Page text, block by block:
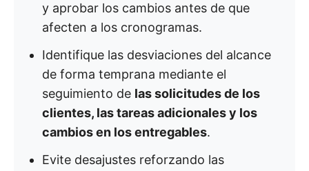
y aprobar los cambios antes de que
afecten a los cronogramas.
Identifique las desviaciones del alcance
de forma temprana mediante el
seguimiento de las solicitudes de los
clientes, las tareas adicionales y los
cambios en los entregables.
Evite desajustes reforzando las